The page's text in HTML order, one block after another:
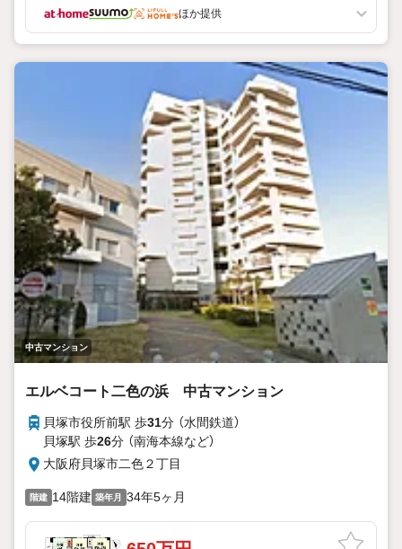
ほか提供
中古マンション
エルベコート二色の浜 中古マンション
貝塚市役所前駅 歩31分 （水間鉄道）
貝塚駅 歩26分 （南海本線など）
大阪府貝塚市二色２丁目
階建 14階建 築年月 34年5ヶ月